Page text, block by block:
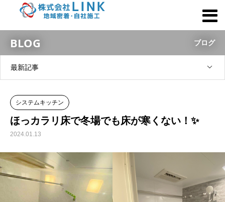
BLOG ブログ
最新記事
システムキッチン
ほっカラリ床で冬場でも床が寒くない！✨
2024.01.13